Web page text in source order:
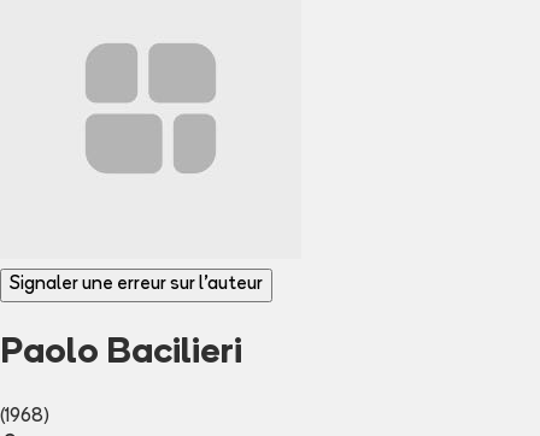
Signaler une erreur sur l'auteur
Paolo Bacilieri
(1968)